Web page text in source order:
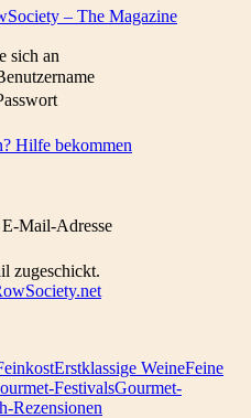
– The Magazine
sich an
Hilfe bekommen
Mail-Adresse
zugeschickt.
Erstklassige WeineFeine
FestivalsGourmet-
Rezensionen